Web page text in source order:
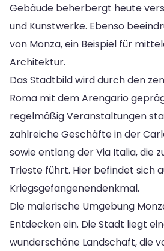
Gebäude beherbergt heute
und Kunstwerke. Ebenso
von Monza, ein Beispiel für
Architektur.
Das Stadtbild wird durch den
Roma mit dem Arengario
regelmäßig Veranstaltungen
zahlreiche Geschäfte in der
sowie entlang der Via Italia, die
Trieste führt. Hier befindet sich
Kriegsgefangenendenkmal.
Die malerische Umgebung
Entdecken ein. Die Stadt liegt
wunderschöne Landschaft, die